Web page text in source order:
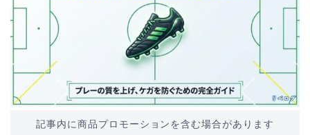
記事内に商品プロモーションを含む場合があります